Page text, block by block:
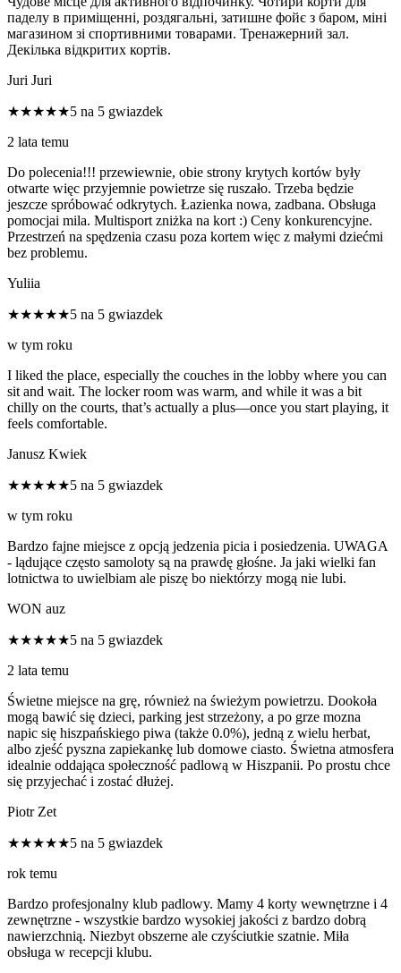
паделу в приміщенні, роздягальні, затишне фойє з баром, міні
магазином зі спортивними товарами. Тренажерний зал.
Декілька відкритих кортів.
Juri Juri
★★★★★5 na 5 gwiazdek
2 lata temu
Do polecenia!!! przewiewnie, obie strony krytych kortów były
otwarte więc przyjemnie powietrze się ruszało. Trzeba będzie
jeszcze spróbować odkrytych. Łazienka nowa, zadbana. Obsługa
pomocjai mila. Multisport zniżka na kort :) Ceny konkurencyjne.
Przestrzeń na spędzenia czasu poza kortem więc z małymi dziećmi
bez problemu.
Yuliia
★★★★★5 na 5 gwiazdek
w tym roku
I liked the place, especially the couches in the lobby where you can
sit and wait. The locker room was warm, and while it was a bit
chilly on the courts, that’s actually a plus—once you start playing, it
feels comfortable.
Janusz Kwiek
★★★★★5 na 5 gwiazdek
w tym roku
Bardzo fajne miejsce z opcją jedzenia picia i posiedzenia. UWAGA
- lądujące często samoloty są na prawdę głośne. Ja jaki wielki fan
lotnictwa to uwielbiam ale piszę bo niektórzy mogą nie lubi.
WON auz
★★★★★5 na 5 gwiazdek
2 lata temu
Świetne miejsce na grę, również na świeżym powietrzu. Dookoła
mogą bawić się dzieci, parking jest strzeżony, a po grze mozna
napic się hiszpańskiego piwa (także 0.0%), jedną z wielu herbat,
albo zjeść pyszna zapiekankę lub domowe ciasto. Świetna atmosfera
idealnie oddająca społeczność padlową w Hiszpanii. Po prostu chce
się przyjechać i zostać dłużej.
Piotr Zet
★★★★★5 na 5 gwiazdek
rok temu
Bardzo profesjonalny klub padlowy. Mamy 4 korty wewnętrzne i 4
zewnętrzne - wszystkie bardzo wysokiej jakości z bardzo dobrą
nawierzchnią. Niezbyt obszerne ale czyściutkie szatnie. Miła
obsługa w recepcji klubu.